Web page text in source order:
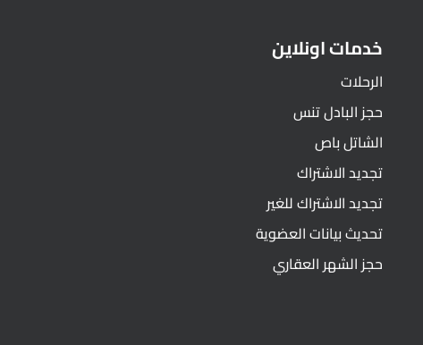
خدمات اونلاين
الرحلات
حجز البادل تنس
الشاتل باص
تجديد الاشتراك
تجديد الاشتراك للغير
تحديث بيانات العضوية
حجز الشهر العقاري